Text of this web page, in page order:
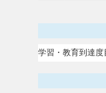
学習・教育到達